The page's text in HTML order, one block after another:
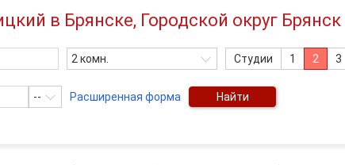
в Брянске, Городской округ Брянск
2 комн. Студии 1 2 3
-- Расширенная форма Найти